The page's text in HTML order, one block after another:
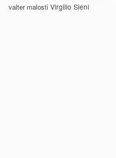
valter malosti Virgilio Sieni